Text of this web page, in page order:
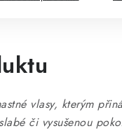
vlasy, kterým
či vysušenou